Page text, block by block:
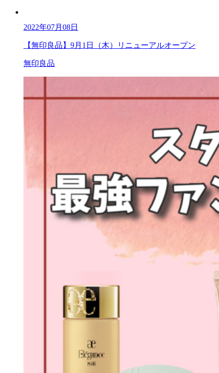
2022年07月08日
【無印良品】9月1日（木）リニューアルオープン
無印良品